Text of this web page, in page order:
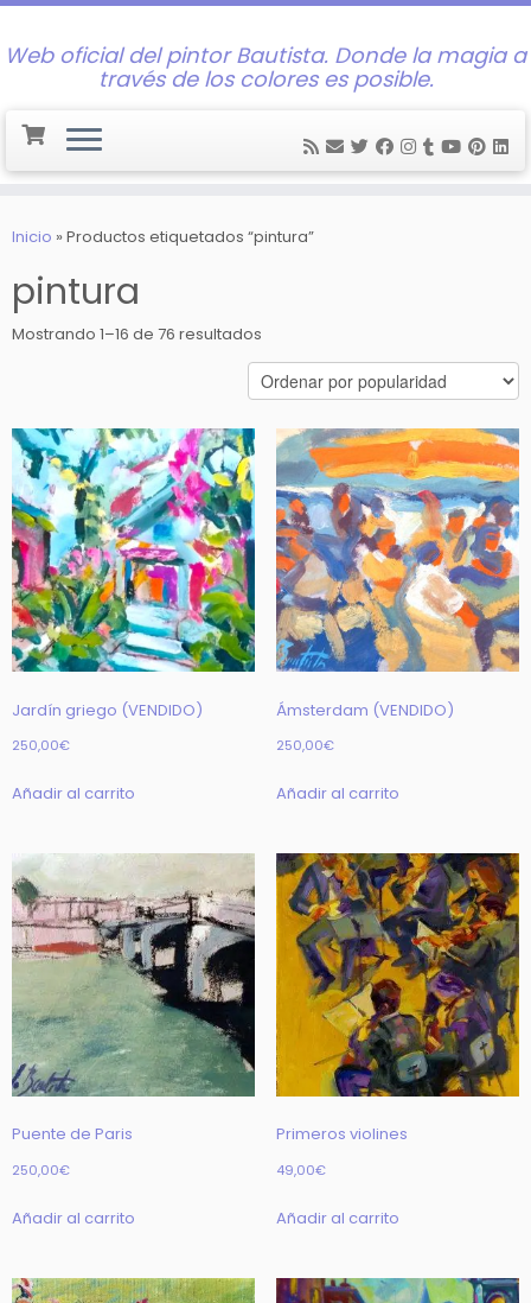
Web oficial del pintor Bautista. Donde la magia a
través de los colores es posible.
Inicio » Productos etiquetados “pintura”
pintura
Mostrando 1–16 de 76 resultados
por
popularidad
Jardín griego (VENDIDO)
250,00€
Añadir al carrito
Ámsterdam (VENDIDO)
250,00€
Añadir al carrito
Puente de Paris
250,00€
Añadir al carrito
Primeros violines
49,00€
Añadir al carrito